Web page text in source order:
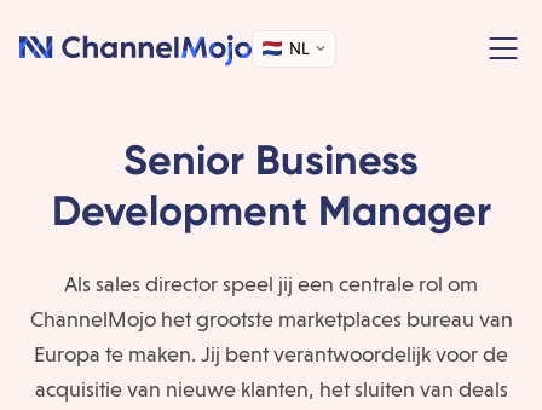
NL
Senior Business
Development Manager
Als sales director speel jij een centrale rol om
ChannelMojo het grootste marketplaces bureau van
Europa te maken. Jij bent verantwoordelijk voor de
acquisitie van nieuwe klanten, het sluiten van deals